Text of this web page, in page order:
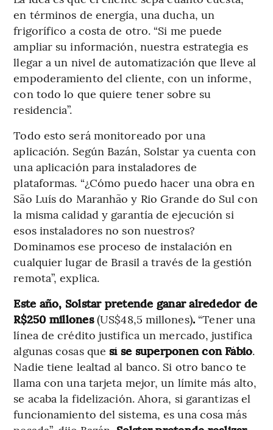
en términos de energía, una ducha, un
frigorífico a costa de otro. “Si me puede
ampliar su información, nuestra estrategia es
llegar a un nivel de automatización que lleve al
empoderamiento del cliente, con un informe,
con todo lo que quiere tener sobre su
residencia”.
Todo esto será monitoreado por una
aplicación. Según Bazán, Solstar ya cuenta con
una aplicación para instaladores de
plataformas. “¿Cómo puedo hacer una obra en
São Luís do Maranhão y Rio Grande do Sul con
la misma calidad y garantía de ejecución si
esos instaladores no son nuestros?
Dominamos ese proceso de instalación en
cualquier lugar de Brasil a través de la gestión
remota”, explica.
Este año, Solstar pretende ganar alrededor de
R$250 millones(US$48,5 millones).“Tener una
línea de crédito justifica un mercado, justifica
algunas cosas quesí se superponen con Fábio.
Nadie tiene lealtad al banco. Si otro banco te
llama con una tarjeta mejor, un límite más alto,
se acaba la fidelización. Ahora, si garantizas el
funcionamiento del sistema, es una cosa más